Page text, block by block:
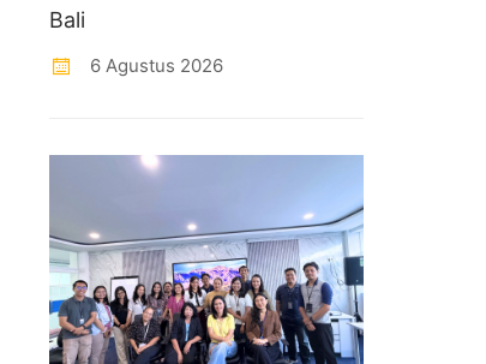
Bali
6 Agustus 2026